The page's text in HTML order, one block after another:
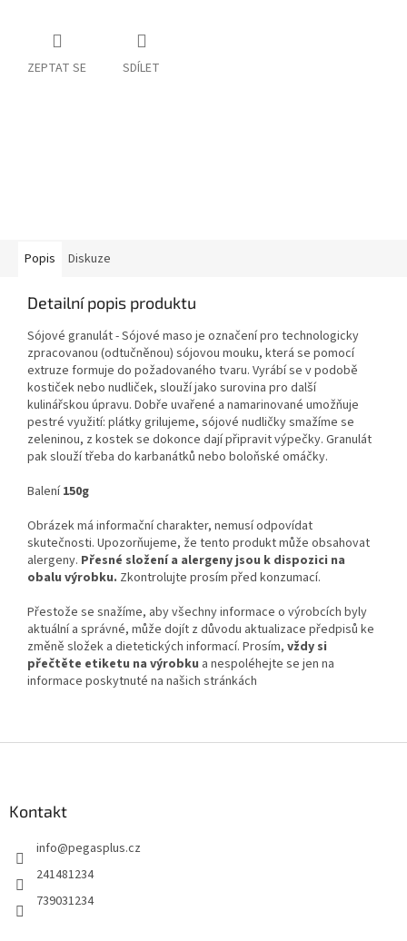
ZEPTAT SE SDÍLET
Popis Diskuze
Detailní popis produktu
Sójové granulát -Sójové maso je označení pro technologicky
zpracovanou (odtučněnou) sójovou mouku, která se pomocí
extruze formuje do požadovaného tvaru. Vyrábí se v podobě
kostiček nebo nudliček, slouží jako surovina pro další
kulinářskou úpravu. Dobře uvařené a namarinované umožňuje
pestré využití: plátky grilujeme, sójové nudličky smažíme se
zeleninou, z kostek se dokonce dají připravit výpečky. Granulát
pak slouží třeba do karbanátků nebo boloňské omáčky.
Balení 150g
Obrázek má informační charakter, nemusí odpovídat
skutečnosti. Upozorňujeme, že tento produkt může obsahovat
alergeny. Přesné složení a alergeny jsou k dispozici na
obalu výrobku. Zkontrolujte prosím před konzumací.
Přestože se snažíme, aby všechny informace o výrobcích byly
aktuální a správné, může dojít z důvodu aktualizace předpisů ke
změně složek a dietetických informací. Prosím, vždy si
přečtěte etiketu na výrobku a nespoléhejte se jen na
informace poskytnuté na našich stránkách
Kontakt
info@pegasplus.cz
241481234
739031234